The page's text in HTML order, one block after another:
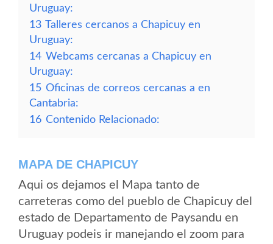
Uruguay:
13 Talleres cercanos a Chapicuy en
Uruguay:
14 Webcams cercanas a Chapicuy en
Uruguay:
15 Oficinas de correos cercanas a en
Cantabria:
16 Contenido Relacionado:
MAPA DE CHAPICUY
Aqui os dejamos el Mapa tanto de
carreteras como del pueblo de Chapicuy del
estado de Departamento de Paysandu en
Uruguay podeis ir manejando el zoom para